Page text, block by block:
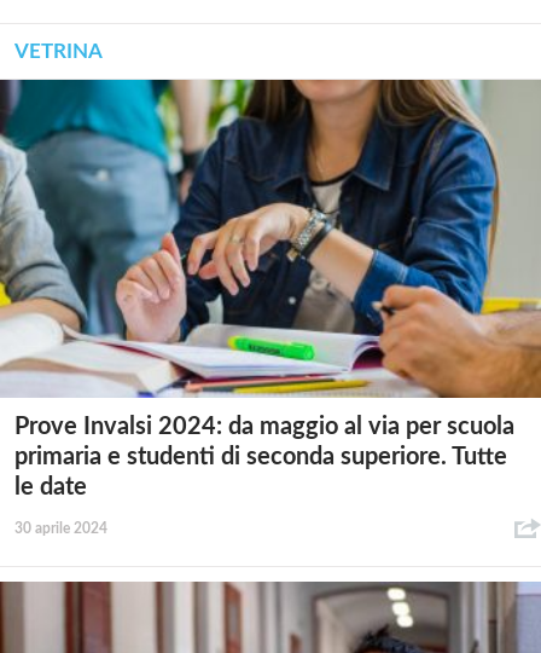
VETRINA
Prove Invalsi 2024: da maggio al via per scuola
primaria e studenti di seconda superiore. Tutte
le date
30 aprile 2024